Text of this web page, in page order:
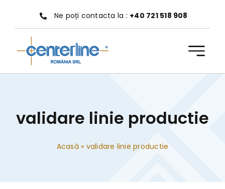
conținut
Ne poți contacta la : +40 721 518 908
validare linie productie
Acasă» validare linie productie